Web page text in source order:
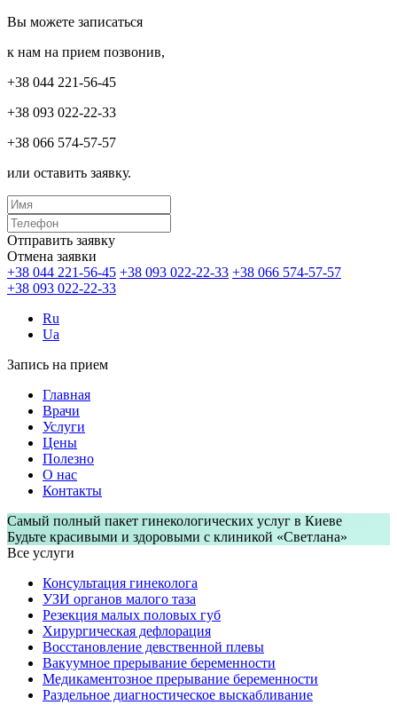
Вы можете записаться
к нам на прием позвонив,
+38 044 221-56-45
+38 093 022-22-33
+38 066 574-57-57
или оставить заявку.
Отправить заявку
Отмена заявки
+38 044 221-56-45 +38 093 022-22-33 +38 066 574-57-57
+38 093 022-22-33
Ru
Ua
Запись на прием
Главная
Врачи
Услуги
Цены
Полезно
О нас
Контакты
Самый полный пакет гинекологических услуг в Киеве
Будьте красивыми и здоровыми с клиникой «Светлана»
Все услуги
Консультация гинеколога
УЗИ органов малого таза
Резекция малых половых губ
Хирургическая дефлорация
Восстановление девственной плевы
Вакуумное прерывание беременности
Медикаментозное прерывание беременности
Раздельное диагностическое выскабливание